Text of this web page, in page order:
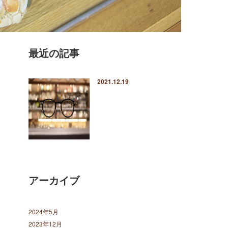
最近の記事
2021.12.19
アーカイブ
2024年5月
2023年12月